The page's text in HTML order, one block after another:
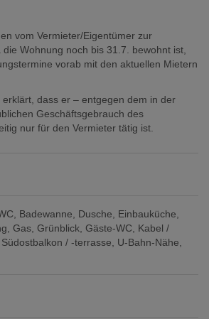
vom Vermieter/Eigentümer zur
Wohnung noch bis 31.7. bewohnt ist,
vorab mit den aktuellen Mietern
dass er – entgegen dem in der
Geschäftsgebrauch des
nur für den Vermieter tätig ist.
Badewanne Dusche
Einbauküche
Gas Grünblick Gäste-WC Kabel /
Südostbalkon / -terrasse
U-Bahn-Nähe